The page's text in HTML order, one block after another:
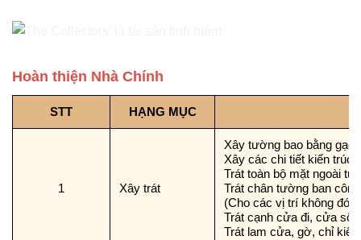
Hoàn thiện Nhà Chính
STT HẠNG MỤC
1 Xây trát
Xây tường bao bằng
Xây các chi tiết kiến trúc
Trát toàn bộ mặt ngoài
Trát chân tường ban
(Cho các vị trí không
Trát cạnh cửa đi, cửa
Trát lam cửa, gờ, chỉ